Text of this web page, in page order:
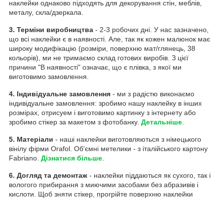
наклейки однаково підходять для декорування стін, меблів,
металу, скла/дзеркала.
3. Терміни виробництва - 2-3 робочих дні. У нас зазначено,
що всі наклейки є в наявності. Але, так як кожен малюнок має
широку модифікацію (розміри, поверхню мат/глянець, 38
кольорів), ми не тримаємо склад готових виробів. З цієї
причини "В наявності" означає, що є плівка, з якої ми
виготовимо замовлення.
4. Індивідуальне замовлення - ми з радістю виконаємо
індивідуальне замовлення: зробимо нашу наклейку в інших
розмірах, отрисуем і виготовимо картинку з інтернету або
зробимо стікер за макетом з фотобанку. Детальніше
5. Матеріали - наші наклейки виготовляються з німецького
вінілу фірми Orafol. Об'ємні метелики - з італійського картону
Fabriano. Дізнатися більше
6. Догляд та демонтаж - наклейки піддаються як сухого, так і
вологого прибирання з миючими засобами без абразивів і
кислоти. Щоб зняти стікер, прогрійте поверхню наклейки